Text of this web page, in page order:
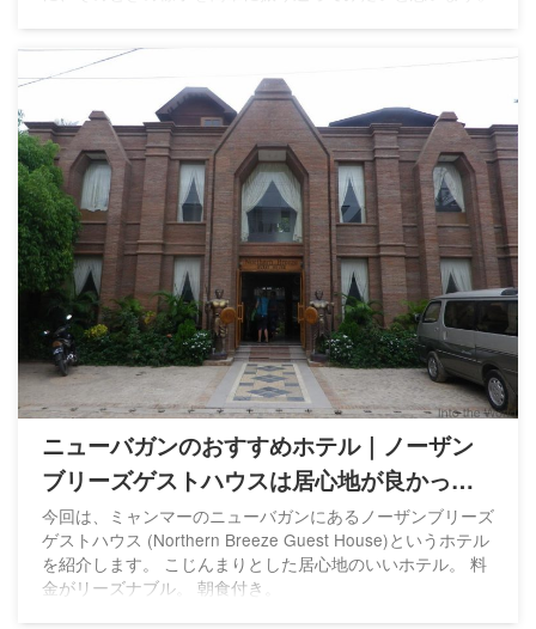
ニューバガンのおすすめホテル｜ノーザン
ブリーズゲストハウスは居心地が良かっ
た！
今回は、ミャンマーのニューバガンにあるノーザンブリーズ
ゲストハウス (Northern Breeze Guest House)というホテル
を紹介します。 こじんまりとした居心地のいいホテル。 料
金がリーズナブル。 朝食付き。